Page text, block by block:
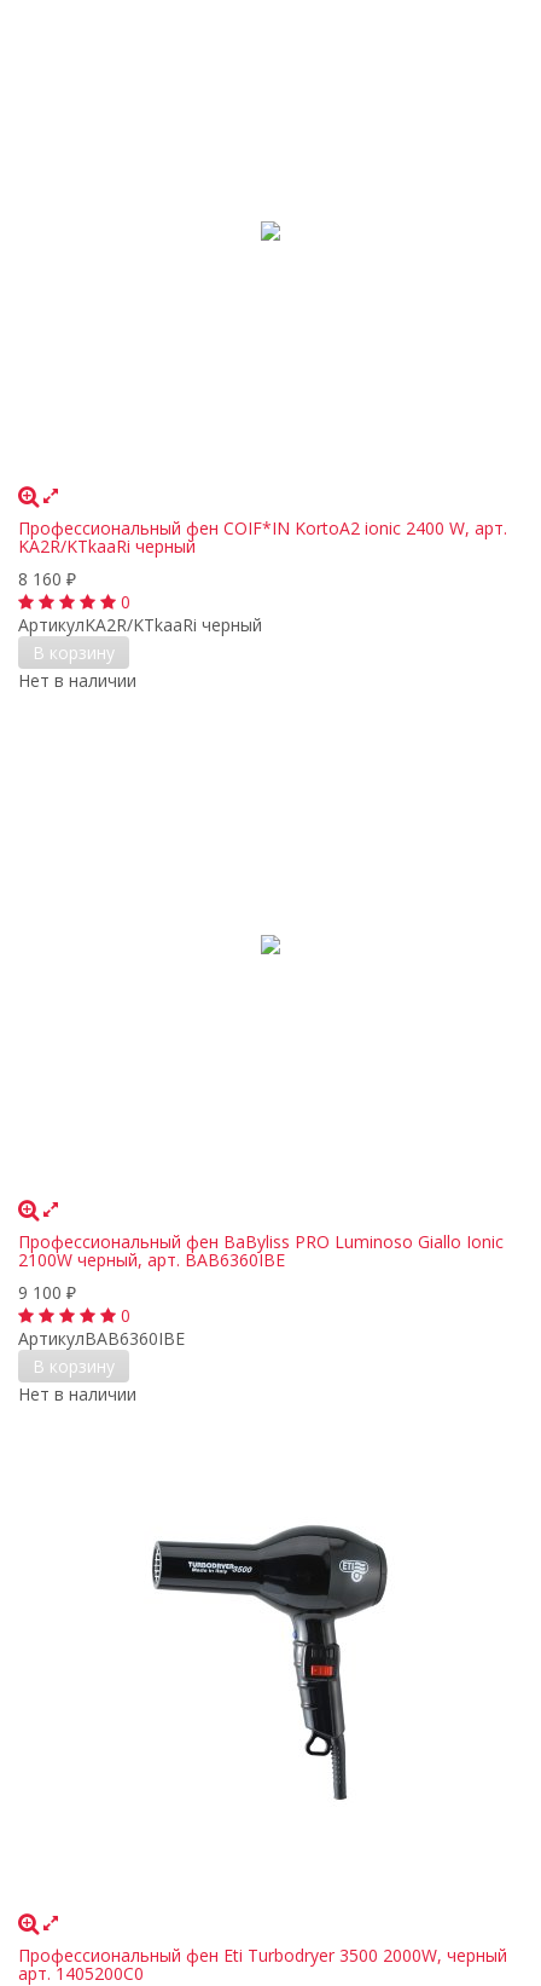
Профессиональный фен COIF*IN KortoA2 ionic 2400 W, арт.
KA2R/KTkaaRi черный
8 160 ₽
0
АртикулKA2R/KTkaaRi черный
В корзину
Нет в наличии
Профессиональный фен BaByliss PRO Luminoso Giallo Ionic
2100W черный, арт. BAB6360IBE
9 100 ₽
0
АртикулBAB6360IBE
В корзину
Нет в наличии
Профессиональный фен Eti Turbodryer 3500 2000W, черный
арт. 1405200C0